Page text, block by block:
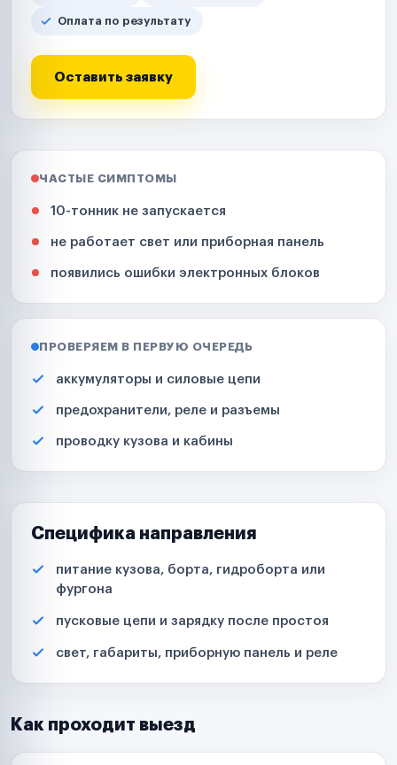
Оплата по результату
Оставить заявку
ЧАСТЫЕ СИМПТОМЫ
10-тонник не запускается
не работает свет или приборная панель
появились ошибки электронных блоков
ПРОВЕРЯЕМ В ПЕРВУЮ ОЧЕРЕДЬ
аккумуляторы и силовые цепи
предохранители, реле и разъемы
проводку кузова и кабины
Специфика направления
питание кузова, борта, гидроборта или
фургона
пусковые цепи и зарядку после простоя
свет, габариты, приборную панель и реле
Как проходит выезд